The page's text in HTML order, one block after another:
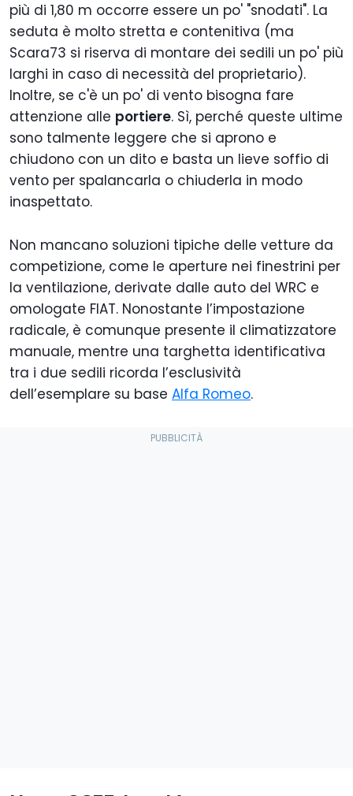
più di 1,80 m occorre essere un po' "snodati". La
seduta è molto stretta e contenitiva (ma
Scara73 si riserva di montare dei sedili un po' più
larghi in caso di necessità del proprietario).
Inoltre, se c'è un po' di vento bisogna fare
attenzione alle portiere. Sì, perché queste ultime
sono talmente leggere che si aprono e
chiudono con un dito e basta un lieve soffio di
vento per spalancarla o chiuderla in modo
inaspettato.
Non mancano soluzioni tipiche delle vetture da
competizione, come le aperture nei finestrini per
la ventilazione, derivate dalle auto del WRC e
omologate FIAT. Nonostante l’impostazione
radicale, è comunque presente il climatizzatore
manuale, mentre una targhetta identificativa
tra i due sedili ricorda l’esclusività
dell’esemplare su base Alfa Romeo.